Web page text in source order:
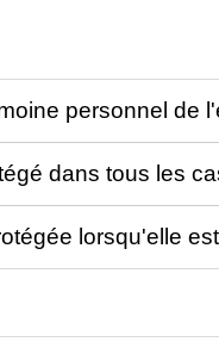
personnel de
dans tous les
lorsqu'elle